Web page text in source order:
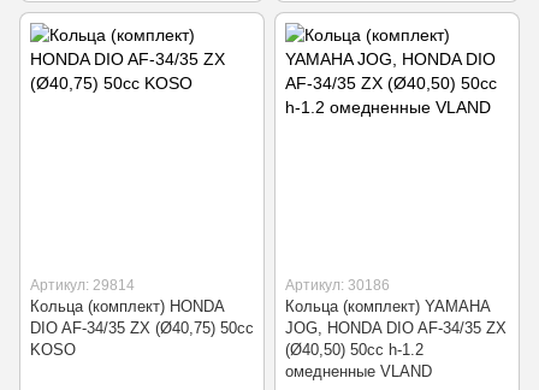
Артикул: 29814
Кольца (комплект) HONDA
DIO AF-34/35 ZX (Ø40,75) 50cc
KOSO
Артикул: 30186
Кольца (комплект) YAMAHA
JOG, HONDA DIO AF-34/35 ZX
(Ø40,50) 50cc h-1.2
омедненные VLAND